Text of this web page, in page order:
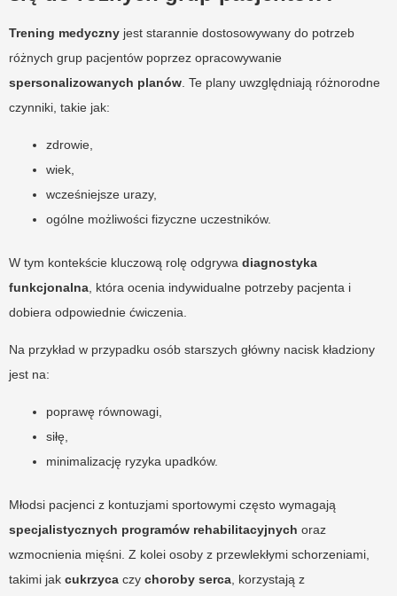
Trening medyczny jest starannie dostosowywany do potrzeb
różnych grup pacjentów poprzez opracowywanie
spersonalizowanych planów . Te plany uwzględniają różnorodne
czynniki, takie jak:
zdrowie,
wiek,
wcześniejsze urazy,
ogólne możliwości fizyczne uczestników.
W tym kontekście kluczową rolę odgrywa diagnostyka
funkcjonalna , która ocenia indywidualne potrzeby pacjenta i
dobiera odpowiednie ćwiczenia.
Na przykład w przypadku osób starszych główny nacisk kładziony
jest na:
poprawę równowagi,
siłę,
minimalizację ryzyka upadków.
Młodsi pacjenci z kontuzjami sportowymi często wymagają
specjalistycznych programów rehabilitacyjnych oraz
wzmocnienia mięśni. Z kolei osoby z przewlekłymi schorzeniami,
takimi jak cukrzyca czy choroby serca , korzystają z